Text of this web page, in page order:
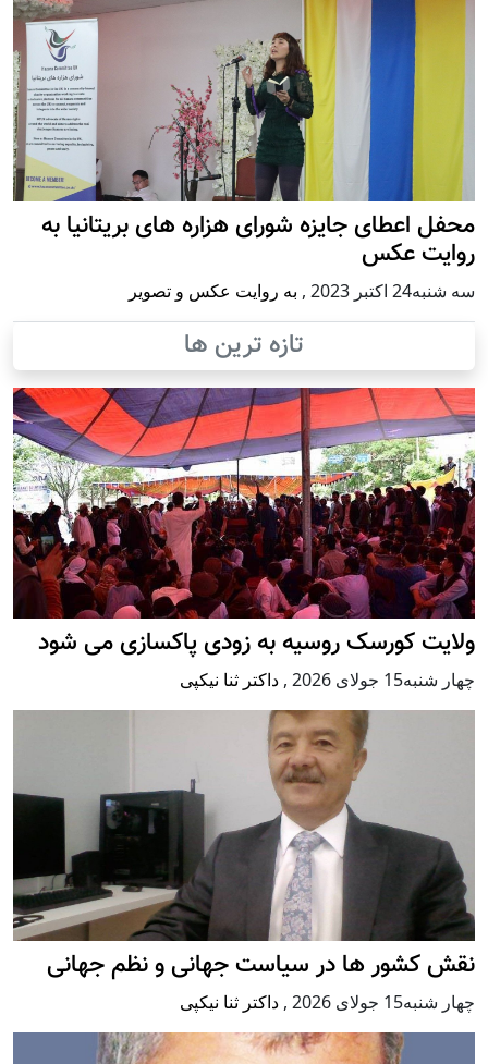
محفل اعطای جایزه شورای هزاره های بریتانیا به
روایت عکس
سه شنبه24 اكتبر 2023 , به روایت عکس و تصویر
تازه ترین ها
ولایت کورسک روسیه به زودی پاکسازی می شود
چهار شنبه15 جولای 2026 , داکتر ثنا نیکپی
نقش کشور ها در سیاست جهانی و نظم جهانی
چهار شنبه15 جولای 2026 , داکتر ثنا نیکپی